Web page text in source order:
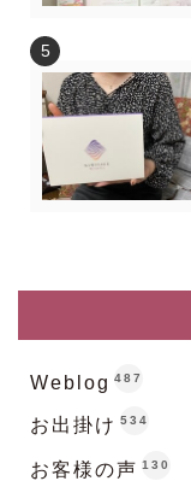
Weblog 487
お出掛け 534
お客様の声 130